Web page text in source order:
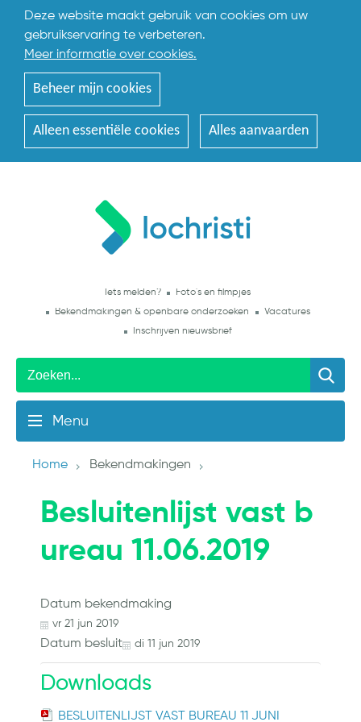
Deze website maakt gebruik van cookies om uw
gebruikservaring te verbeteren.
Meer informatie over cookies.
Beheer mijn cookies
Alleen essentiële cookies Alles aanvaarden
Iets melden?
Foto's en filmpjes
Bekendmakingen & openbare onderzoeken
Vacatures
Inschrijven nieuwsbrief
Menu
Home Bekendmakingen
Besluitenlijst vast b
ureau 11.06.2019
Datum bekendmaking
vr 21 jun 2019
Datum besluit di 11 jun 2019
Downloads
BESLUITENLIJST VAST BUREAU 11 JUNI